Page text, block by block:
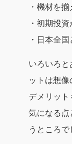
・機材を
・初期投
・日本全
いろいろ
ットは想像
デメリット
気になる点
うところで